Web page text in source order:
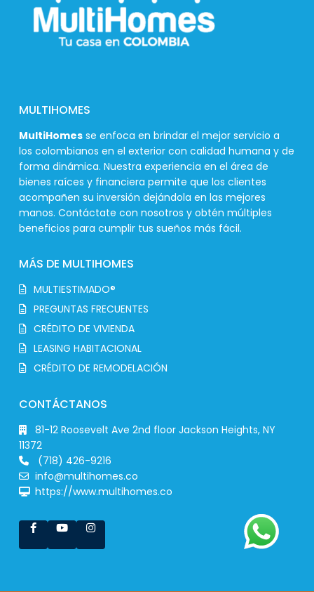
MULTIHOMES
MultiHomes se enfoca en brindar el mejor servicio a
los colombianos en el exterior con calidad humana y de
forma dinámica. Nuestra experiencia en el área de
bienes raíces y financiera permite que los clientes
acompañen su inversión dejándola en las mejores
manos. Contáctate con nosotros y obtén múltiples
beneficios para cumplir tus sueños más fácil.
MÁS DE MULTIHOMES
MULTIESTIMADO®
PREGUNTAS FRECUENTES
CRÉDITO DE VIVIENDA
LEASING HABITACIONAL
CRÉDITO DE REMODELACIÓN
CONTÁCTANOS
81-12 Roosevelt Ave 2nd floor Jackson Heights, NY
11372
(718) 426-9216
info@multihomes.co
https://www.multihomes.co